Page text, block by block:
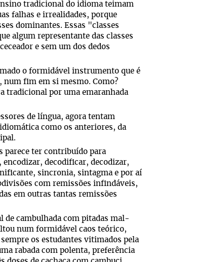
tradicional do idioma teimam
falhas e irrealidades, porque
dominantes. Essas "classes
algum representante das classes
e sem um dos dedos
o formidável instrumento que é
fim em si mesmo. Como?
tradicional por uma emaranhada
de língua, agora tentam
como os anteriores, da
parece ter contribuído para
decodificar, decodizar,
sincronia, sintagma e por aí
com remissões infindáveis,
em outras tantas remissões
de cambulhada com pitadas mal-
num formidável caos teórico,
os estudantes vitimados pela
rabada com polenta, preferência